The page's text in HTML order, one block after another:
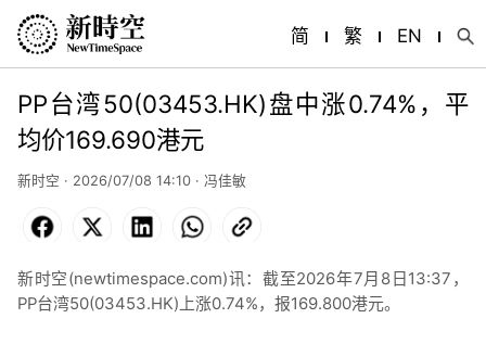
简 繁 EN
PP台湾50(03453.HK)盘中涨0.74%，平
均价169.690港元
新时空 · 2026/07/08 14:10 ·冯佳敏
Facebook LinkedIn WhatsApp
新时空(newtimespace.com)讯：截至2026年7月8日13:37，
PP台湾50(03453.HK)上涨0.74%，报169.800港元。